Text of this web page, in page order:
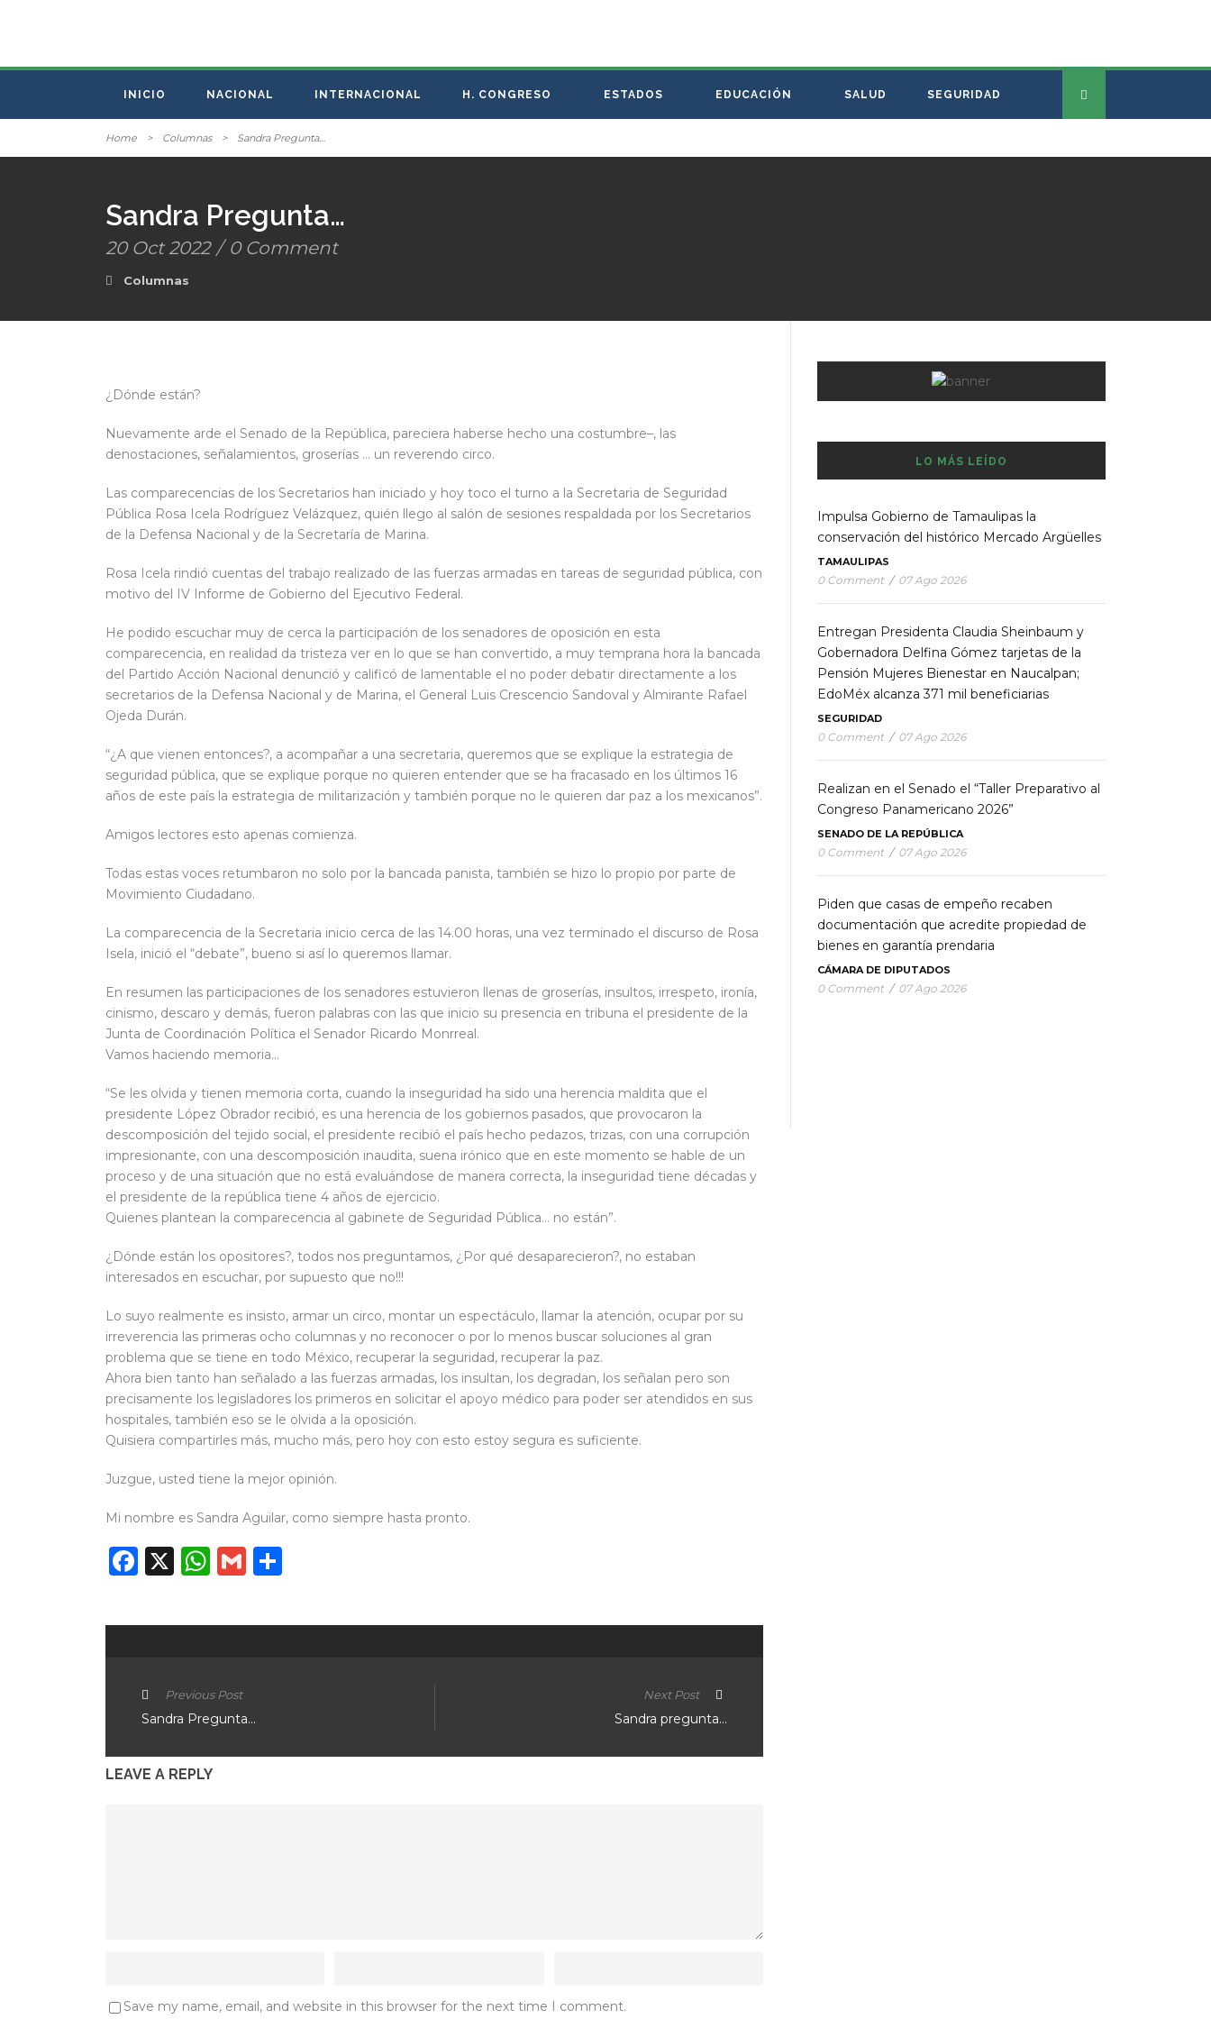
INICIO NACIONAL INTERNACIONAL H. CONGRESO ESTADOS EDUCACIÓN SALUD SEGURIDAD
Home > Columnas > Sandra Pregunta…
Sandra Pregunta…
20 Oct 2022 / 0 Comment
Columnas
¿Dónde están?
Nuevamente arde el Senado de la República, pareciera haberse hecho una costumbre–, las
denostaciones, señalamientos, groserías … un reverendo circo.
Las comparecencias de los Secretarios han iniciado y hoy toco el turno a la Secretaria de Seguridad
Pública Rosa Icela Rodríguez Velázquez, quién llego al salón de sesiones respaldada por los Secretarios
de la Defensa Nacional y de la Secretaría de Marina.
Rosa Icela rindió cuentas del trabajo realizado de las fuerzas armadas en tareas de seguridad pública, con
motivo del IV Informe de Gobierno del Ejecutivo Federal.
He podido escuchar muy de cerca la participación de los senadores de oposición en esta
comparecencia, en realidad da tristeza ver en lo que se han convertido, a muy temprana hora la bancada
del Partido Acción Nacional denunció y calificó de lamentable el no poder debatir directamente a los
secretarios de la Defensa Nacional y de Marina, el General Luis Crescencio Sandoval y Almirante Rafael
Ojeda Durán.
“¿A que vienen entonces?, a acompañar a una secretaria, queremos que se explique la estrategia de
seguridad pública, que se explique porque no quieren entender que se ha fracasado en los últimos 16
años de este país la estrategia de militarización y también porque no le quieren dar paz a los mexicanos”.
Amigos lectores esto apenas comienza.
Todas estas voces retumbaron no solo por la bancada panista, también se hizo lo propio por parte de
Movimiento Ciudadano.
La comparecencia de la Secretaria inicio cerca de las 14.00 horas, una vez terminado el discurso de Rosa
Isela, inició el “debate”, bueno si así lo queremos llamar.
En resumen las participaciones de los senadores estuvieron llenas de groserías, insultos, irrespeto, ironía,
cinismo, descaro y demás, fueron palabras con las que inicio su presencia en tribuna el presidente de la
Junta de Coordinación Política el Senador Ricardo Monrreal.
Vamos haciendo memoria…
“Se les olvida y tienen memoria corta, cuando la inseguridad ha sido una herencia maldita que el
presidente López Obrador recibió, es una herencia de los gobiernos pasados, que provocaron la
descomposición del tejido social, el presidente recibió el país hecho pedazos, trizas, con una corrupción
impresionante, con una descomposición inaudita, suena irónico que en este momento se hable de un
proceso y de una situación que no está evaluándose de manera correcta, la inseguridad tiene décadas y
el presidente de la república tiene 4 años de ejercicio.
Quienes plantean la comparecencia al gabinete de Seguridad Pública… no están”.
¿Dónde están los opositores?, todos nos preguntamos, ¿Por qué desaparecieron?, no estaban
interesados en escuchar, por supuesto que no!!!
Lo suyo realmente es insisto, armar un circo, montar un espectáculo, llamar la atención, ocupar por su
irreverencia las primeras ocho columnas y no reconocer o por lo menos buscar soluciones al gran
problema que se tiene en todo México, recuperar la seguridad, recuperar la paz.
Ahora bien tanto han señalado a las fuerzas armadas, los insultan, los degradan, los señalan pero son
precisamente los legisladores los primeros en solicitar el apoyo médico para poder ser atendidos en sus
hospitales, también eso se le olvida a la oposición.
Quisiera compartirles más, mucho más, pero hoy con esto estoy segura es suficiente.
Juzgue, usted tiene la mejor opinión.
Mi nombre es Sandra Aguilar, como siempre hasta pronto.
Facebook
X WhatsApp
Gmail
Previous Post
Sandra Pregunta…
Next Post
Sandra pregunta…
LEAVE A REPLY
Save my name, email, and website in this browser for the next time I comment.
LO MÁS LEÍDO
Impulsa Gobierno de Tamaulipas la
conservación del histórico Mercado Argüelles
TAMAULIPAS
0 Comment / 07 Ago 2026
Entregan Presidenta Claudia Sheinbaum y
Gobernadora Delfina Gómez tarjetas de la
Pensión Mujeres Bienestar en Naucalpan;
EdoMéx alcanza 371 mil beneficiarias
SEGURIDAD
0 Comment / 07 Ago 2026
Realizan en el Senado el “Taller Preparativo al
Congreso Panamericano 2026”
SENADO DE LA REPÚBLICA
0 Comment / 07 Ago 2026
Piden que casas de empeño recaben
documentación que acredite propiedad de
bienes en garantía prendaria
CÁMARA DE DIPUTADOS
0 Comment / 07 Ago 2026